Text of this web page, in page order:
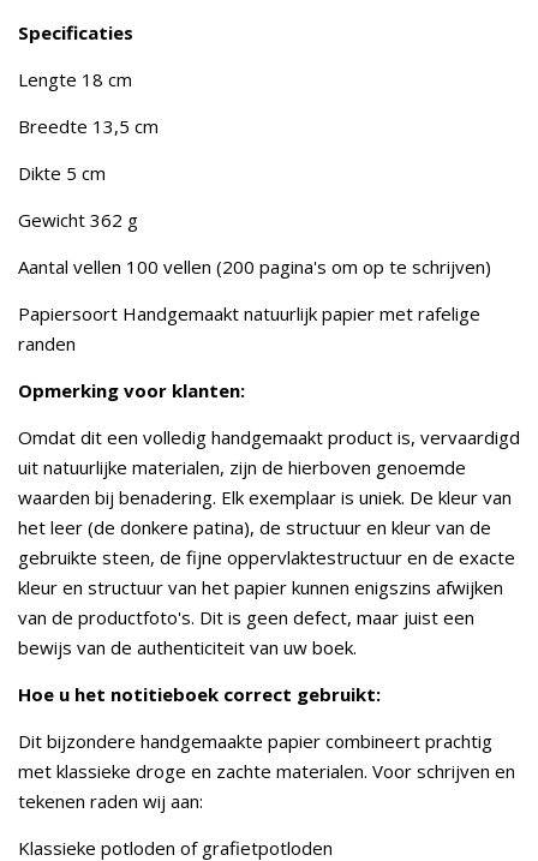
Specificaties
Lengte 18 cm
Breedte 13,5 cm
Dikte 5 cm
Gewicht 362 g
Aantal vellen 100 vellen (200 pagina's om op te schrijven)
Papiersoort Handgemaakt natuurlijk papier met rafelige
randen
Opmerking voor klanten:
Omdat dit een volledig handgemaakt product is, vervaardigd
uit natuurlijke materialen, zijn de hierboven genoemde
waarden bij benadering. Elk exemplaar is uniek. De kleur van
het leer (de donkere patina), de structuur en kleur van de
gebruikte steen, de fijne oppervlaktestructuur en de exacte
kleur en structuur van het papier kunnen enigszins afwijken
van de productfoto's. Dit is geen defect, maar juist een
bewijs van de authenticiteit van uw boek.
Hoe u het notitieboek correct gebruikt:
Dit bijzondere handgemaakte papier combineert prachtig
met klassieke droge en zachte materialen. Voor schrijven en
tekenen raden wij aan:
Klassieke potloden of grafietpotloden